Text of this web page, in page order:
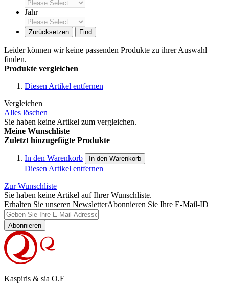
Jahr
Zurücksetzen Find
Leider können wir keine passenden Produkte zu ihrer Auswahl
finden.
Produkte vergleichen
Diesen Artikel entfernen
Vergleichen
Alles löschen
Sie haben keine Artikel zum vergleichen.
Meine Wunschliste
Zuletzt hinzugefügte Produkte
In den Warenkorb In den Warenkorb
Diesen Artikel entfernen
Zur Wunschliste
Sie haben keine Artikel auf Ihrer Wunschliste.
Erhalten Sie unseren NewsletterAbonnieren Sie Ihre E-Mail-ID
Abonnieren
Kaspiris & sia O.E